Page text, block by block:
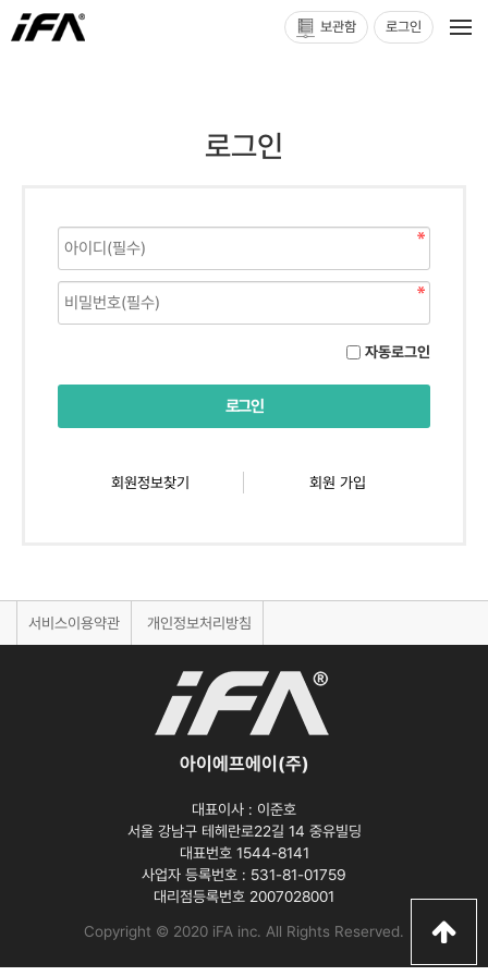
보관함 로그인
로그인
자동로그인
회원정보찾기 회원 가입
서비스이용약관 개인정보처리방침
아이에프에이(주)
대표이사 : 이준호
서울 강남구 테헤란로22길 14 중유빌딩
대표번호 1544-8141
사업자 등록번호 : 531-81-01759
대리점등록번호 2007028001
Copyright © 2020 iFA inc. All Rights Reserved.